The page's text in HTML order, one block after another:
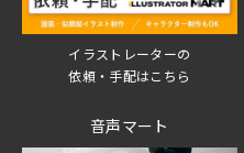
イラストレーターの
依頼・手配はこちら
音声マート